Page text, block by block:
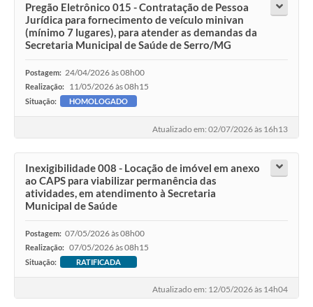
Pregão Eletrônico 015 - Contratação de Pessoa
Jurídica para fornecimento de veículo minivan
(mínimo 7 lugares), para atender as demandas da
Secretaria Municipal de Saúde de Serro/MG
Postagem: 24/04/2026 às 08h00
Realização: 11/05/2026 às 08h15
Situação: HOMOLOGADO
Atualizado em: 02/07/2026 às 16h13
Inexigibilidade 008 - Locação de imóvel em anexo
ao CAPS para viabilizar permanência das
atividades, em atendimento à Secretaria
Municipal de Saúde
Postagem: 07/05/2026 às 08h00
Realização: 07/05/2026 às 08h15
Situação: RATIFICADA
Atualizado em: 12/05/2026 às 14h04